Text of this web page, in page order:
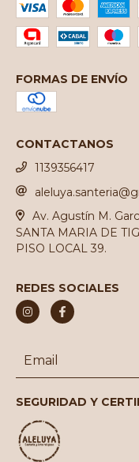
FORMAS DE ENVÍO
CONTACTANOS
1139356417
Av. Agustín M.
SANTA MARIA DE
PISO LOCAL 39.
REDES SOCIALES
SEGURIDAD Y